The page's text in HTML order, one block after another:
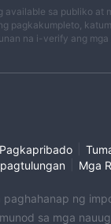
sa publiko at
pagkakumpleto,
na i-verify ang
Mga
ng
sa mga